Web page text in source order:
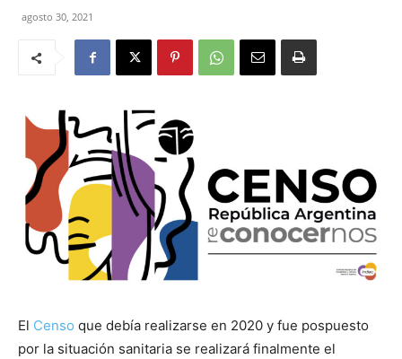
agosto 30, 2021
El Censo que debía realizarse en 2020 y fue pospuesto
por la situación sanitaria se realizará finalmente el